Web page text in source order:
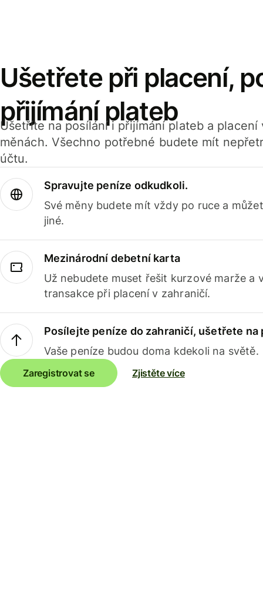
Ušetřete při placení,
přijímání plateb
Ušetříte na posílání i přijímání plateb a
měnách. Všechno potřebné budete mít
účtu.
Spravujte peníze odkudkoli.
Své měny budete mít vždy po ruce a
jiné.
Mezinárodní debetní karta
Už nebudete muset řešit kurzové marže a
transakce při placení v zahraničí.
Posílejte peníze do zahraničí, ušetřete na
Vaše peníze budou doma kdekoli na světě.
Zaregistrovat se Zjistěte více